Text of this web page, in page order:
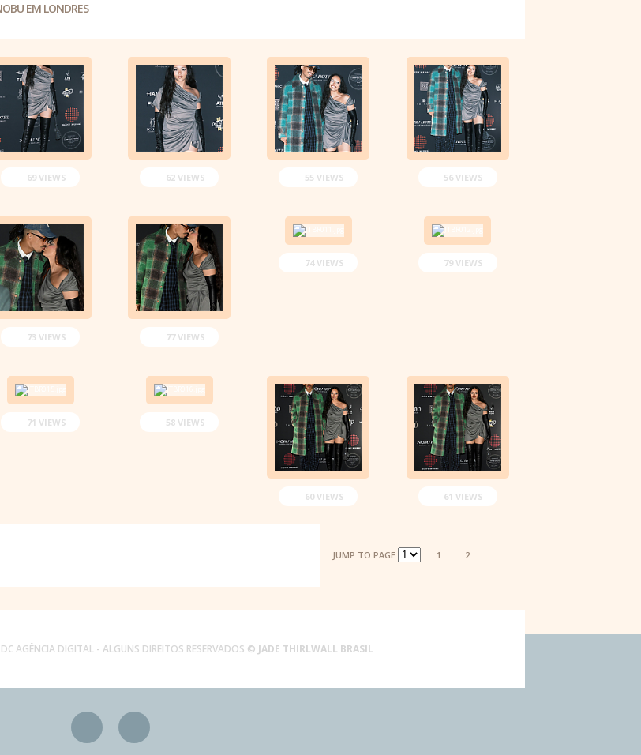
EM LONDRES
69 VIEWS 62 VIEWS 55 VIEWS 56 VIEWS
73 VIEWS 77 VIEWS
74 VIEWS 79 VIEWS
71 VIEWS 58 VIEWS
60 VIEWS 61 VIEWS
JUMP TO PAGE 1 2
DC AGÊNCIA DIGITAL- ALGUNS DIREITOS RESERVADOS © JADE THIRLWALL BRASIL